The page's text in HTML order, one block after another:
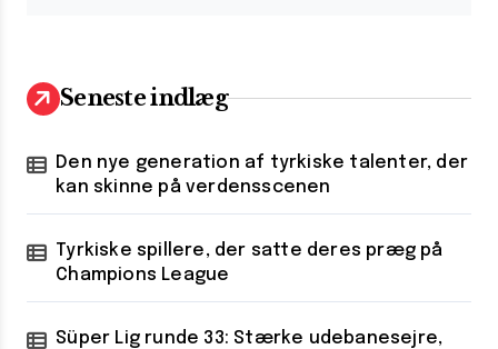
Seneste indlæg
Den nye generation af tyrkiske talenter, der
kan skinne på verdensscenen
Tyrkiske spillere, der satte deres præg på
Champions League
Süper Lig runde 33: Stærke udebanesejre,